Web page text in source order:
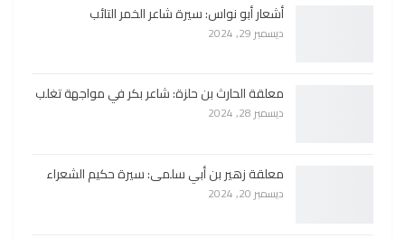
أشعار أبو نواس: سيرة شاعر الخمر التائب
ديسمبر 29, 2024
معلقة الحارث بن حلزة: شاعر بكر في مواجهة تغلب
ديسمبر 28, 2024
معلقة زهير بن أبي سلمى: سيرة حكيم الشعراء
ديسمبر 20, 2024